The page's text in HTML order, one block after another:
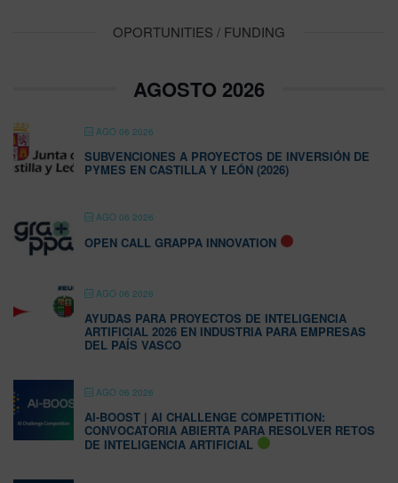
OPORTUNITIES / FUNDING
AGOSTO 2026
AGO 06 2026
SUBVENCIONES A PROYECTOS DE INVERSIÓN DE
PYMES EN CASTILLA Y LEÓN (2026)
AGO 06 2026
OPEN CALL GRAPPA INNOVATION
AGO 06 2026
AYUDAS PARA PROYECTOS DE INTELIGENCIA
ARTIFICIAL 2026 EN INDUSTRIA PARA EMPRESAS
DEL PAÍS VASCO
AGO 06 2026
AI-BOOST | AI CHALLENGE COMPETITION:
CONVOCATORIA ABIERTA PARA RESOLVER RETOS
DE INTELIGENCIA ARTIFICIAL